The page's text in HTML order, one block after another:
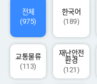
AI 개발지원
고객지원
전체
(975)
한국어
(189)
교통물류
(113)
재난안전
환경
(121)